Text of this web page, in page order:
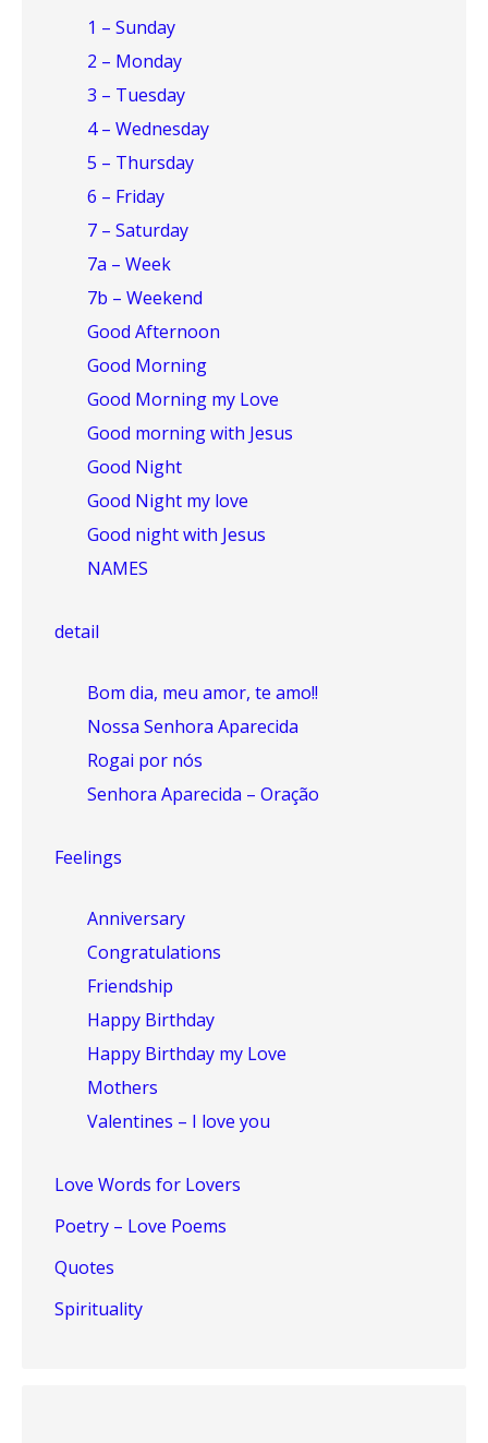
1 – Sunday
2 – Monday
3 – Tuesday
4 – Wednesday
5 – Thursday
6 – Friday
7 – Saturday
7a – Week
7b – Weekend
Good Afternoon
Good Morning
Good Morning my Love
Good morning with Jesus
Good Night
Good Night my love
Good night with Jesus
NAMES
detail
Bom dia, meu amor, te amo!!
Nossa Senhora Aparecida
Rogai por nós
Senhora Aparecida – Oração
Feelings
Anniversary
Congratulations
Friendship
Happy Birthday
Happy Birthday my Love
Mothers
Valentines – I love you
Love Words for Lovers
Poetry – Love Poems
Quotes
Spirituality